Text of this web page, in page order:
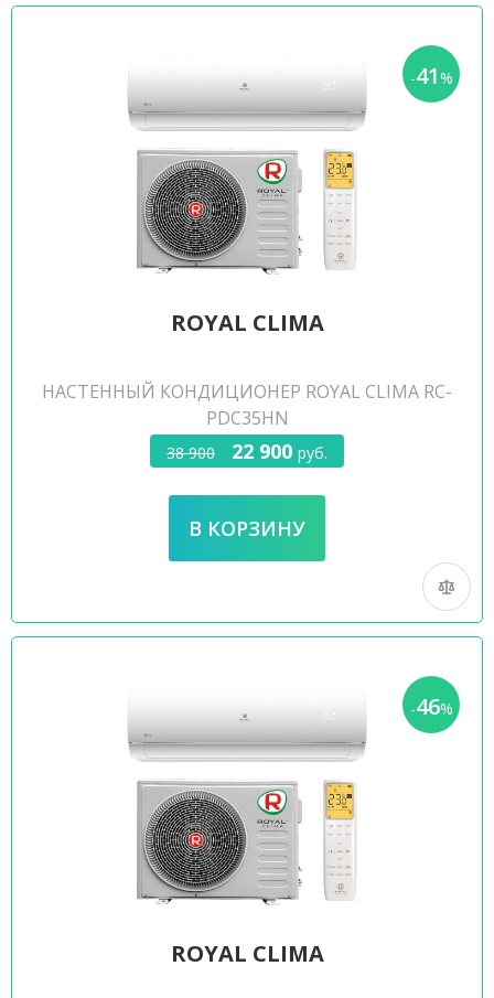
-41%
ROYAL CLIMA
НАСТЕННЫЙ КОНДИЦИОНЕР ROYAL CLIMA RC-
PDC35HN
38 900 22 900 руб.
-46%
ROYAL CLIMA